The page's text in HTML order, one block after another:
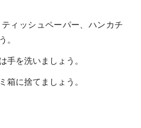
ィッシュペーパー、ハンカチ
。
手を洗いましょう。
箱に捨てましょう。